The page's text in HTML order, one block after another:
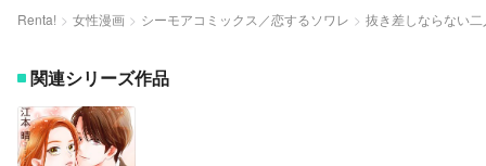
Renta! 女性漫画 シーモアコミックス／恋するソワレ 抜き差しならない二
関連シリーズ作品